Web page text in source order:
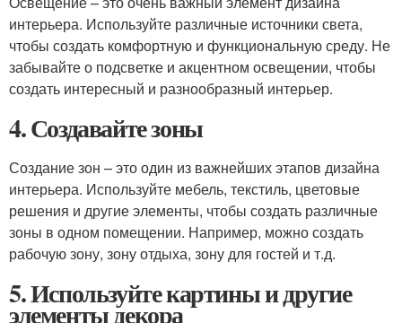
интерьера. Используйте различные источники света,
чтобы создать комфортную и функциональную среду. Не
забывайте о подсветке и акцентном освещении, чтобы
создать интересный и разнообразный интерьер.
4. Создавайте зоны
Создание зон – это один из важнейших этапов дизайна
интерьера. Используйте мебель, текстиль, цветовые
решения и другие элементы, чтобы создать различные
зоны в одном помещении. Например, можно создать
рабочую зону, зону отдыха, зону для гостей и т.д.
5. Используйте картины и другие
элементы декора